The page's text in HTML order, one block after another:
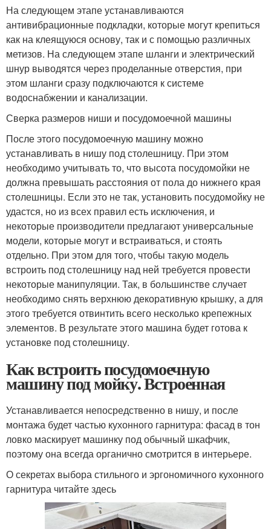
На следующем этапе устанавливаются
антивибрационные подкладки, которые могут крепиться
как на клеящуюся основу, так и с помощью различных
метизов. На следующем этапе шланги и электрический
шнур выводятся через проделанные отверстия, при
этом шланги сразу подключаются к системе
водоснабжении и канализации.
Сверка размеров ниши и посудомоечной машины
После этого посудомоечную машину можно
устанавливать в нишу под столешницу. При этом
необходимо учитывать то, что высота посудомойки не
должна превышать расстояния от пола до нижнего края
столешницы. Если это не так, установить посудомойку не
удастся, но из всех правил есть исключения, и
некоторые производители предлагают универсальные
модели, которые могут и встраиваться, и стоять
отдельно. При этом для того, чтобы такую модель
встроить под столешницу над ней требуется провести
некоторые манипуляции. Так, в большинстве случает
необходимо снять верхнюю декоративную крышку, а для
этого требуется отвинтить всего несколько крепежных
элементов. В результате этого машина будет готова к
установке под столешницу.
Как встроить посудомоечную
машину под мойку. Встроенная
Устанавливается непосредственно в нишу, и после
монтажа будет частью кухонного гарнитура: фасад в тон
ловко маскирует машинку под обычный шкафчик,
поэтому она всегда органично смотрится в интерьере.
О секретах выбора стильного и эргономичного кухонного
гарнитура читайте здесь